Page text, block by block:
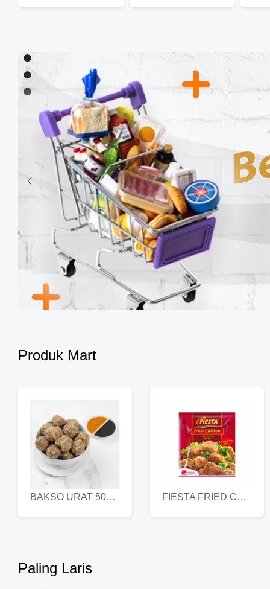
Produk Mart
BAKSO URAT 500 GR FIESTA FRIED CHICKEN 500 GR
Paling Laris